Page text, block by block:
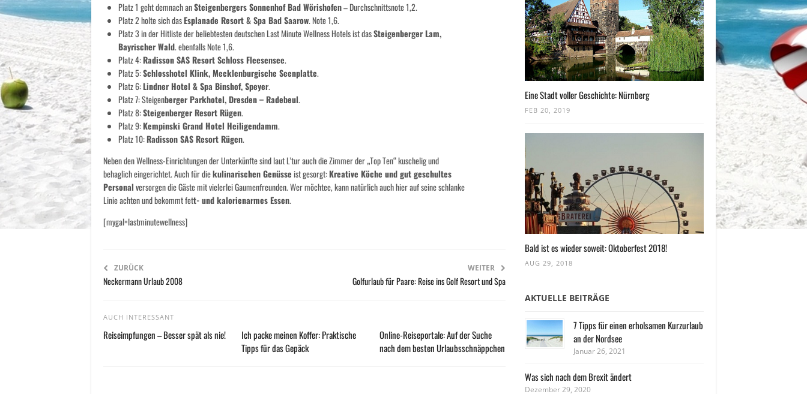
Platz 1 geht demnach anSteigenbergers Sonnenhof Bad Wörishofen– Durchschnittsnote 1,2.
Platz 2 holte sich dasEsplanade Resort & Spa Bad Saarow. Note 1,6.
Platz 3 in der Hitliste der beliebtesten deutschen Last Minute Wellness Hotels ist dasSteigenberger Lam,
Bayrischer Wald. ebenfalls Note 1,6.
Platz 4:Radisson SAS Resort Schloss Fleesensee.
Platz 5:Schlosshotel Klink, Mecklenburgische Seenplatte.
Platz 6:Lindner Hotel & Spa Binshof, Speyer.
Platz 7: Steigenberger Parkhotel, Dresden – Radebeul.
Platz 8:Steigenberger Resort Rügen.
Platz 9:Kempinski Grand Hotel Heiligendamm.
Platz 10:Radisson SAS Resort Rügen.
Neben den Wellness-Einrichtungen der Unterkünfte sind laut L’tur auch die Zimmer der „Top Ten“ kuschelig und
behaglich eingerichtet. Auch für diekulinarischen Genüsseist gesorgt:Kreative Köche und gut geschultes
Personalversorgen die Gäste mit vielerlei Gaumenfreunden. Wer möchtee, kann natürlich auch hier auf seine schlanke
Linie achten und bekommt fett- und kalorienarmes Essen.
[mygal=lastminutewellness]
ZURÜCK
Neckermann Urlaub 2008
WEITER
Golfurlaub für Paare: Reise ins Golf Resort und Spa
AUCH INTERESSANT
Reiseimpfungen – Besser spät als nie!
Ich packe meinen Koffer: Praktische
Tipps für das Gepäck
Online-Reiseportale: Auf der Suche
nach dem besten Urlaubsschnäppchen
Eine Stadt voller Geschichte: Nürnberg
FEB 20, 2019
Bald ist es wieder soweit: Oktoberfest 2018!
AUG 29, 2018
AKTUELLE BEITRÄGE
7 Tipps für einen erholsamen Kurzurlaub
an der Nordsee
Januar 26, 2021
Was sich nach dem Brexit ändert
Dezember 29, 2020